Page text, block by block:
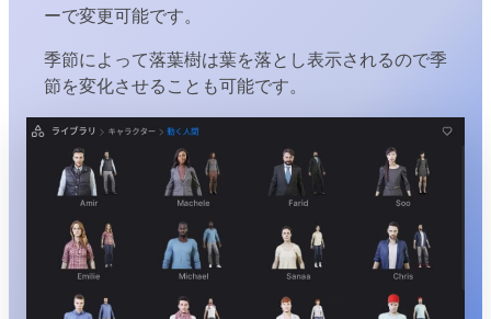
ーで変更可能です。
季節によって落葉樹は葉を落とし表示されるので季
節を変化させることも可能です。